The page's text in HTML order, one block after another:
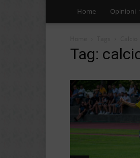
Home Opinioni
Tag: